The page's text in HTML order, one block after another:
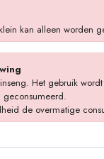
kan alleen worden
Het gebruik
de overmatige